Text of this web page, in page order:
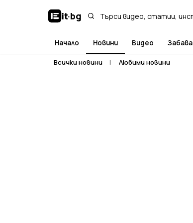
it·bg
Начало Новини Видео Забава
Всички новини | Любими новини